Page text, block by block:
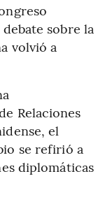
sobre la
volvió a
Relaciones
el
se refirió a
diplomáticas